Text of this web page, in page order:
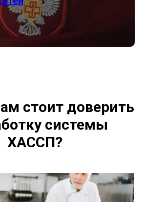
стоит доверить
системы
ХАССП?